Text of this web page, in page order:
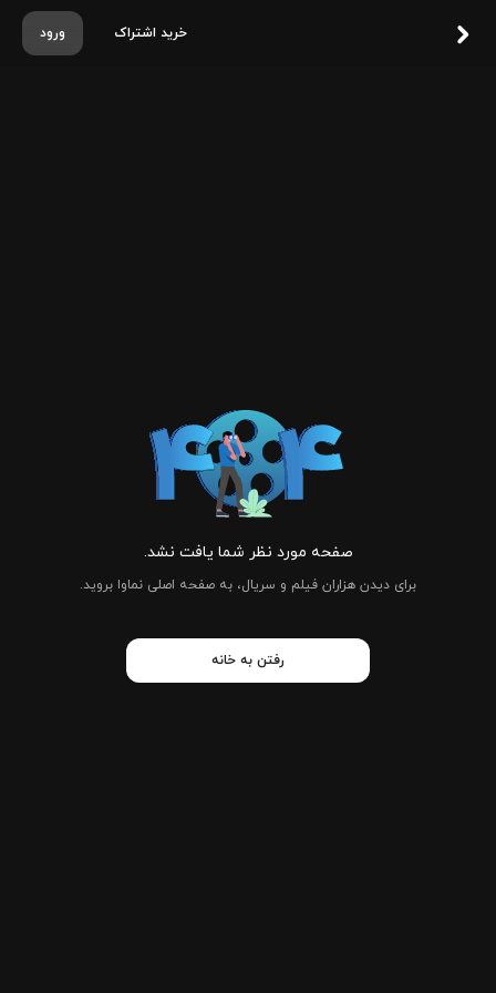
ورود خرید اشتراک
صفحه مورد نظر شما یافت نشد.
برای دیدن هزاران فیلم و سریال، به صفحه اصلی نماوا بروید.
رفتن به خانه